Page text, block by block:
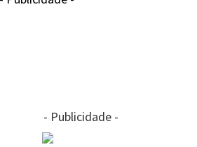
- Publicidade -